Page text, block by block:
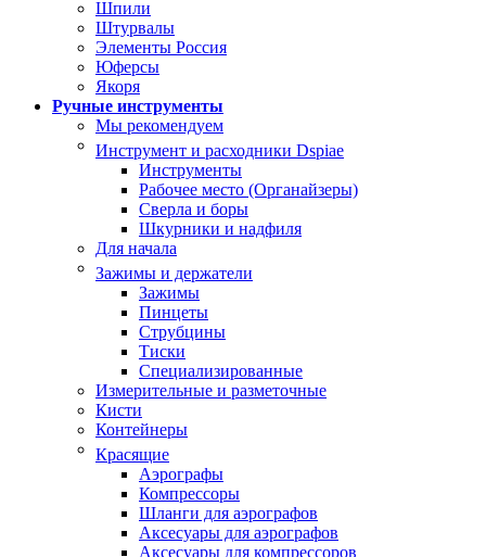
Шпили
Штурвалы
Элементы Россия
Юферсы
Якоря
Ручные инструменты
Мы рекомендуем
Инструмент и расходники Dspiae
Инструменты
Рабочее место (Органайзеры)
Сверла и боры
Шкурники и надфиля
Для начала
Зажимы и держатели
Зажимы
Пинцеты
Струбцины
Тиски
Специализированные
Измерительные и разметочные
Кисти
Контейнеры
Красящие
Аэрографы
Компрессоры
Шланги для аэрографов
Аксесуары для аэрографов
Аксесуары для компрессоров